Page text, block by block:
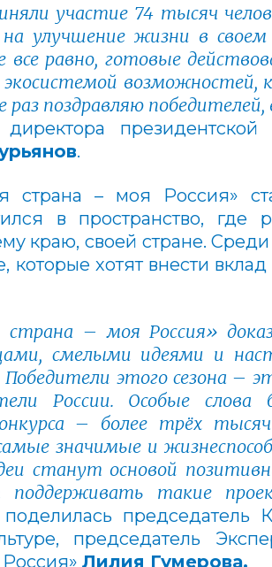
участие 74 тысяч
улучшение жизни в своем
равно, готовые
экосистемой
раз поздравляю
директора
.
– моя Россия»
в пространство, где
краю, своей стране.
хотят внести
страна – моя Россия»
смелыми идеями и
этого сезона –
России. Особые слова
– более трёх
значимые и
станут основой
поддерживать такие
поделилась председатель
председатель
Лилия Гумерова.